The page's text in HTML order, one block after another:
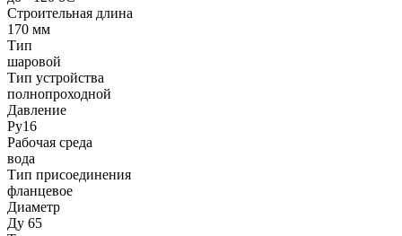
Строительная длина
170 мм
Тип
шаровой
Тип устройства
полнопроходной
Давление
Ру16
Рабочая среда
вода
Тип присоединения
фланцевое
Диаметр
Ду 65